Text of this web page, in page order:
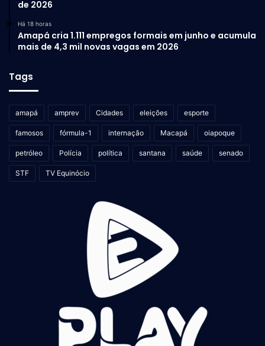
de 2026
Há 18 horas
Amapá cria 1.111 empregos formais em junho e acumula
mais de 4,3 mil novas vagas em 2026
Tags
amapá amprev Cidades eleições esporte
famosos fórmula-1 internação Macapá oiapoque
petróleo Polícia política santana saúde senado
STF TV Equinócio